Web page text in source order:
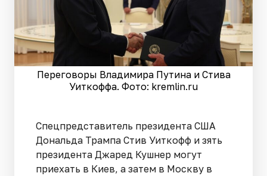
Переговоры Владимира Путина и Стива
Уиткоффа. Фото: kremlin.ru
Спецпредставитель президента США
Дональда Трампа Стив Уиткофф и зять
президента Джаред Кушнер могут
приехать в Киев, а затем в Москву в